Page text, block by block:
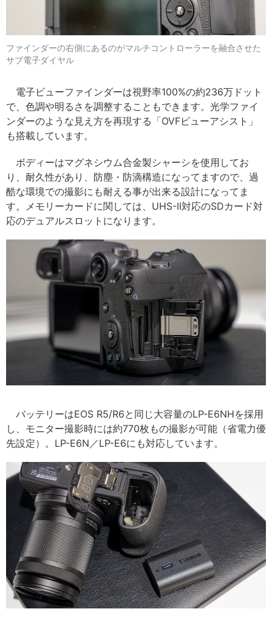
ファインダーの右側にあるのがマルチコントローラーを融合させた
サブ電子ダイヤル
電子ビューファインダーは視野率100%の約236万ドット
で、色調や明るさを調整することもできます。光学ファイ
ンダーのような見え方を再現する「OVFビューアシスト」
も搭載しています。
ボディーはマグネシウム合金製シャーシを使用してお
り、耐久性があり、防塵・防滴構造になってますので、過
酷な環境での撮影にも耐える事が出来る設計になってま
す。メモリーカードに関しては、UHS-II対応のSDカード対
応のデュアルスロットになります。
バッテリーはEOS R5/R6と同じ大容量のLP-E6NHを採用
し、モニター撮影時には約770枚もの撮影が可能（省電力優
先設定）。LP-E6N／LP-E6にも対応しています。